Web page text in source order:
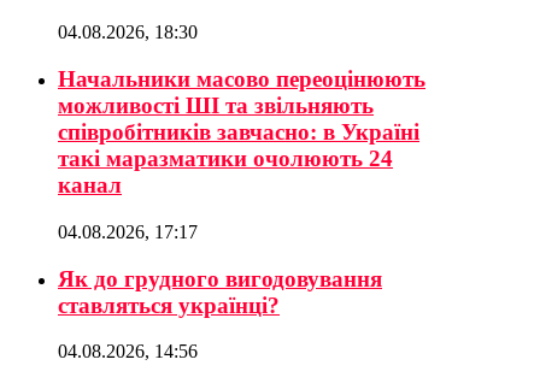
04.08.2026, 18:30
Начальники масово переоцінюють
можливості ШІ та звільняють
співробітників завчасно: в Україні
такі маразматики очолюють 24
канал
04.08.2026, 17:17
Як до грудного вигодовування
ставляться українці?
04.08.2026, 14:56